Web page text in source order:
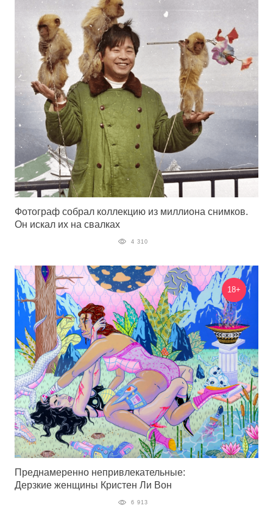
Фотограф собрал коллекцию из миллиона снимков.
Он искал их на свалках
4 310
18+
Преднамеренно непривлекательные:
Дерзкие женщины Кристен Ли Вон
6 913